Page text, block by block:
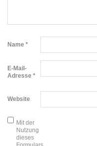
Name *
E-Mail-
Adresse *
Website
Mit der
Nutzung
dieses